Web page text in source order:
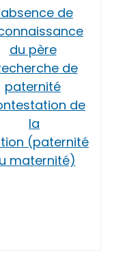
de
du père
de
paternité
de
la
(paternité
maternité)